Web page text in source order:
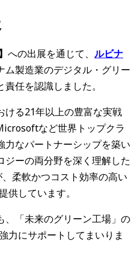
への出展を通じて、 ルビナ
ム製造業のデジタル・グリー
任を認識しました。
ける21年以上の豊富な実戦
など世界トップクラ
力なパートナーシップを築い
ーの両分野を深く理解した
柔軟かつコスト効率の高い
供しています。
、「未来のグリーン工場」の
力にサポートしてまいりま